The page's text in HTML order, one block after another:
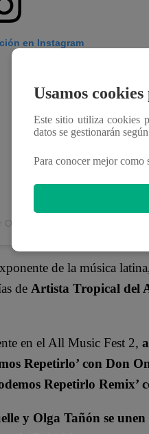
en Instagram
Tañón (@olgatanonofficial)
de la música
de Artista Tropical del
en el All Music Fest 2,
Repetirlo’ con Don
Repetirlo
y Olga Tañón se
Usamos
Este sitio utiliza cookies
datos se gestionarán
Para conocer mejor como